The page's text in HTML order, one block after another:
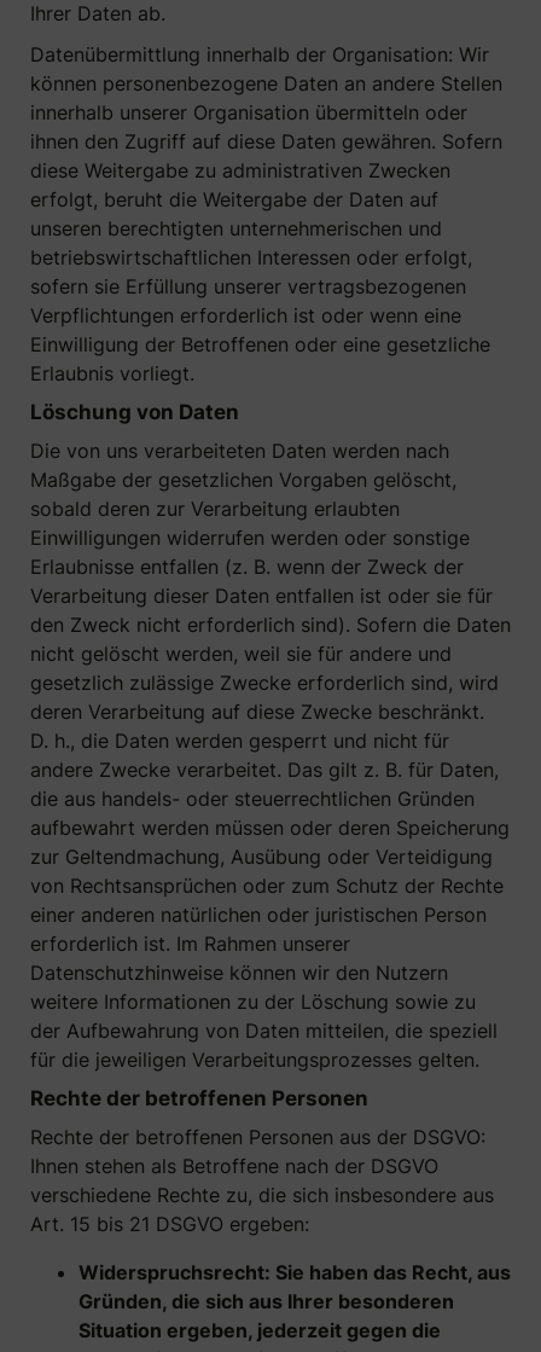
Ihrer Daten ab.
Datenübermittlung innerhalb der Organisation: Wir
können personenbezogene Daten an andere Stellen
innerhalb unserer Organisation übermitteln oder
ihnen den Zugriff auf diese Daten gewähren. Sofern
diese Weitergabe zu administrativen Zwecken
erfolgt, beruht die Weitergabe der Daten auf
unseren berechtigten unternehmerischen und
betriebswirtschaftlichen Interessen oder erfolgt,
sofern sie Erfüllung unserer vertragsbezogenen
Verpflichtungen erforderlich ist oder wenn eine
Einwilligung der Betroffenen oder eine gesetzliche
Erlaubnis vorliegt.
Löschung von Daten
Die von uns verarbeiteten Daten werden nach
Maßgabe der gesetzlichen Vorgaben gelöscht,
sobald deren zur Verarbeitung erlaubten
Einwilligungen widerrufen werden oder sonstige
Erlaubnisse entfallen (z. B. wenn der Zweck der
Verarbeitung dieser Daten entfallen ist oder sie für
den Zweck nicht erforderlich sind). Sofern die Daten
nicht gelöscht werden, weil sie für andere und
gesetzlich zulässige Zwecke erforderlich sind, wird
deren Verarbeitung auf diese Zwecke beschränkt.
D. h., die Daten werden gesperrt und nicht für
andere Zwecke verarbeitet. Das gilt z. B. für Daten,
die aus handels- oder steuerrechtlichen Gründen
aufbewahrt werden müssen oder deren Speicherung
zur Geltendmachung, Ausübung oder Verteidigung
von Rechtsansprüchen oder zum Schutz der Rechte
einer anderen natürlichen oder juristischen Person
erforderlich ist. Im Rahmen unserer
Datenschutzhinweise können wir den Nutzern
weitere Informationen zu der Löschung sowie zu
der Aufbewahrung von Daten mitteilen, die speziell
für die jeweiligen Verarbeitungsprozesses gelten.
Rechte der betroffenen Personen
Rechte der betroffenen Personen aus der DSGVO:
Ihnen stehen als Betroffene nach der DSGVO
verschiedene Rechte zu, die sich insbesondere aus
Art. 15 bis 21 DSGVO ergeben:
Widerspruchsrecht: Sie haben das Recht, aus
Gründen, die sich aus Ihrer besonderen
Situation ergeben, jederzeit gegen die